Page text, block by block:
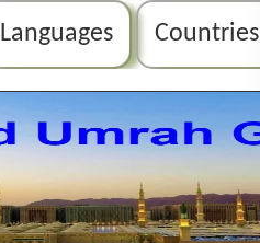
Languages Countries